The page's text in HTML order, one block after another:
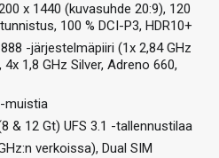
x 1440 (kuvasuhde 20:9), 120
100 % DCI-P3, HDR10+
-järjestelmäpiiri (1x 2,84 GHz
1,8 GHz Silver, Adreno 660,
muistia
& 12 Gt) UFS 3.1 -tallennustilaa
verkoissa), Dual SIM